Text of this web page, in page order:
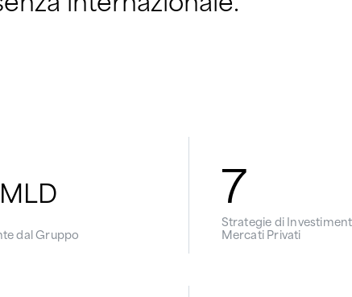
MLD
dal Gruppo
7
Strategie di
Mercati Privati